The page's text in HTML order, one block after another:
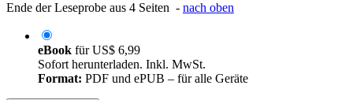
Ende der Leseprobe aus 4 Seiten - nach oben
eBook fürUS$ 6,99
Sofort herunterladen. Inkl. MwSt.
Format: PDF und ePUB – für alle Geräte